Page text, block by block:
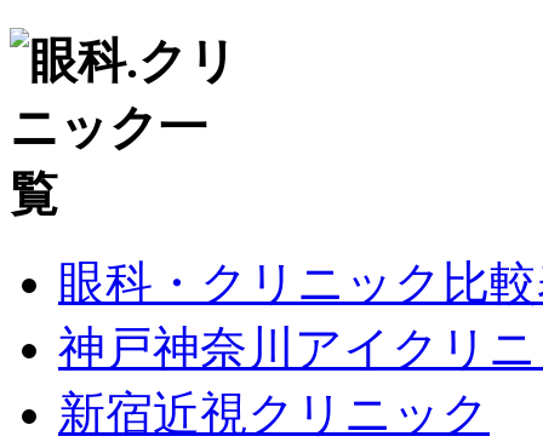
眼科・クリニック比
神戸神奈川アイクリ
新宿近視クリニック